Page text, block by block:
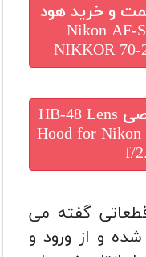
و خریدهود
HB-48 برای لنز نیکون Nikon AF-S
NIKKOR
HB-48 Lens
Hood for
f/
گفته می
و از ورود و